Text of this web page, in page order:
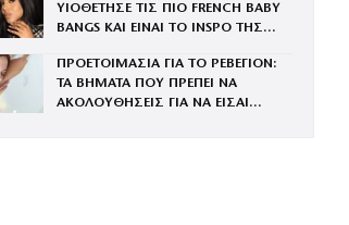
ΥΙΟΘΕΤΗΣΕ ΤΙΣ ΠΙΟ FRENCH BABY
BANGS ΚΑΙ ΕΙΝΑΙ ΤΟ INSPO ΤΗΣ
ΠΡΟΕΤΟΙΜΑΣΙΑ ΓΙΑ ΤΟ ΡΕΒΕΓΙΟΝ:
ΤΑ ΒΗΜΑΤΑ ΠΟΥ ΠΡΕΠΕΙ ΝΑ
ΑΚΟΛΟΥΘΗΣΕΙΣ ΓΙΑ ΝΑ ΕΙΣΑΙ